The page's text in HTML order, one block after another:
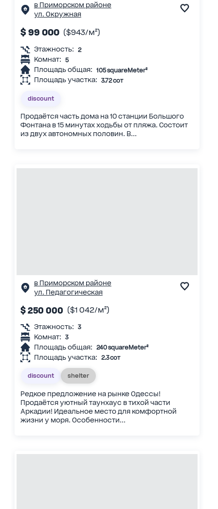
в Приморском районе
ул. Окружная
$ 99 000 ($943/м²)
Этажность: 2
Комнат: 5
Площадь общая: 105 squareMeter²
Площадь участка: 3.72 сот
discount
Продаётся часть дома на 10 станции Большого
Фонтана в 15 минутах ходьбы от пляжа. Состоит
из двух автономных половин. В...
в Приморском районе
ул. Педагогическая
$ 250 000 ($1 042/м²)
Этажность: 3
Комнат: 3
Площадь общая: 240 squareMeter²
Площадь участка: 2.3 сот
discount shelter
Редкое предложение на рынке Одессы!
Продаётся уютный таунхаус в тихой части
Аркадии! Идеальное место для комфортной
жизни у моря. Особенности...